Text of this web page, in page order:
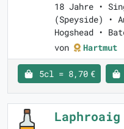
18 Jahre •
(Speyside) •
Hogshead •
von
Hartmut
5cl = 8,70 €